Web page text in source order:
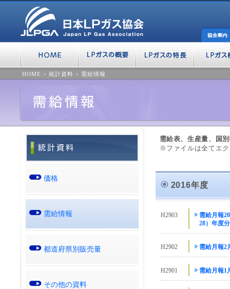
HOME > 統計資料 > 需給情報
価格
需給情報
都道府県別販売量
その他の資料
需給表、生産量、国
※ファイルは全てエ
2016年度
H2903
需給月報
28）年度分
H2902 需給月報2
H2901 需給月報1